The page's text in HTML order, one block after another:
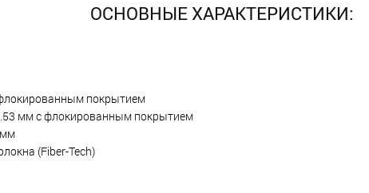
ОСНОВНЫЕ ХАРАКТЕРИСТИКИ:
покрытием
мм с флокированным покрытием
мм
(Fiber-Tech)